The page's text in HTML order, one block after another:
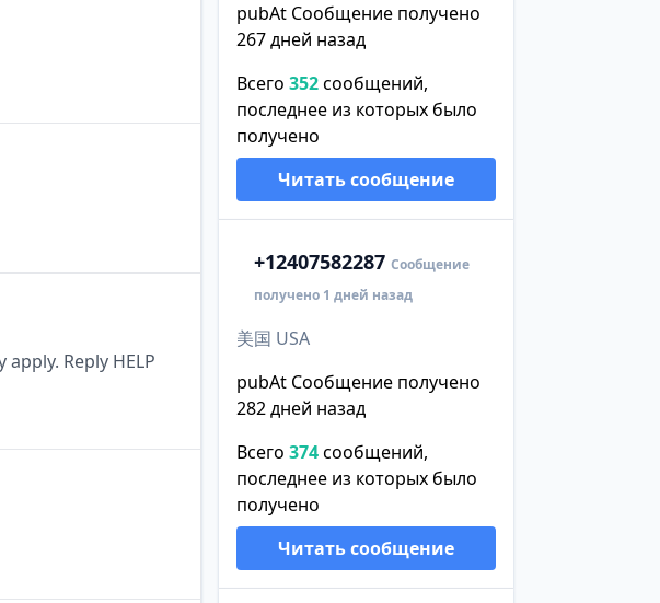
Reply HELP
pubAt Сообщение получено
267 дней назад
Всего 352сообщений,
последнее из которых было
получено
Читать сообщение
+12407582287 Сообщение
получено 1 дней назад
美国 USA
pubAt Сообщение получено
282 дней назад
Всего 374сообщений,
последнее из которых было
получено
Читать сообщение